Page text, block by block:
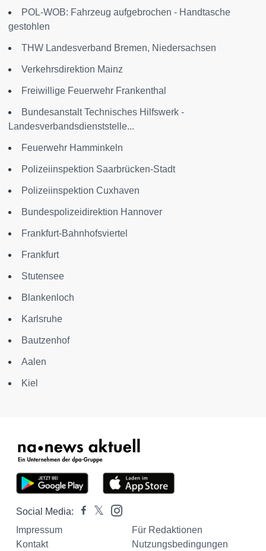
POL-WOB: Fahrzeug aufgebrochen - Handtasche
gestohlen
THW Landesverband Bremen, Niedersachsen
Verkehrsdirektion Mainz
Freiwillige Feuerwehr Frankenthal
Bundesanstalt Technisches Hilfswerk -
Landesverbandsdienststelle...
Feuerwehr Hamminkeln
Polizeiinspektion Saarbrücken-Stadt
Polizeiinspektion Cuxhaven
Bundespolizeidirektion Hannover
Frankfurt-Bahnhofsviertel
Frankfurt
Stutensee
Blankenloch
Karlsruhe
Bautzenhof
Aalen
Kiel
Social Media:
Impressum
Für Redaktionen
Kontakt
Nutzungsbedingungen